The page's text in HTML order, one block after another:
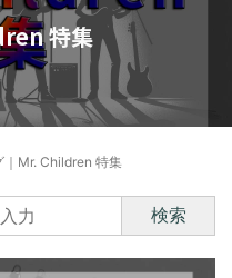
特集
｜Mr. Children 特集
検索